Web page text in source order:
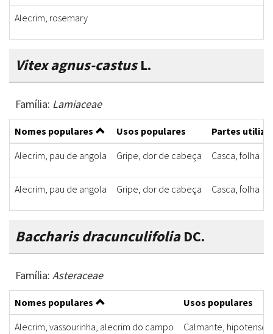
Alecrim, rosemary
Vitex agnus-castusL.
Família: Lamiaceae
Nomes populares Usos populares
Partes
Alecrim, pau de angola
Gripe, dor de cabeça Casca, folha
Alecrim, pau de angola Gripe, dor de cabeça Casca, folha
Baccharis dracunculifoliaDC.
Família: Asteraceae
Nomes populares
Usos populares
Alecrim, vassourinha, alecrim do campo
Calmante,